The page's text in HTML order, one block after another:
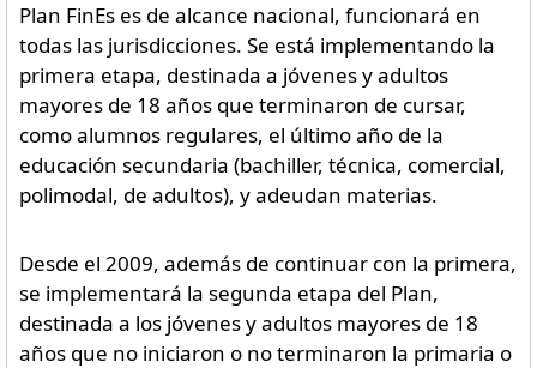
Plan FinEs es de alcance nacional, funcionará en
todas las jurisdicciones. Se está implementando la
primera etapa, destinada a jóvenes y adultos
mayores de 18 años que terminaron de cursar,
como alumnos regulares, el último año de la
educación secundaria (bachiller, técnica, comercial,
polimodal, de adultos), y adeudan materias.
Desde el 2009, además de continuar con la primera,
se implementará la segunda etapa del Plan,
destinada a los jóvenes y adultos mayores de 18
años que no iniciaron o no terminaron la primaria o